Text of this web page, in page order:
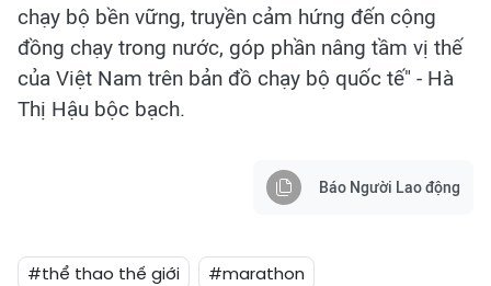
chạy bộ bền vững, truyền cảm hứng đến cộng
đồng chạy trong nước, góp phần nâng tầm vị thế
của Việt Nam trên bản đồ chạy bộ quốc tế" - Hà
Thị Hậu bộc bạch.
Báo Người Lao động
#thể thao thế giới #marathon